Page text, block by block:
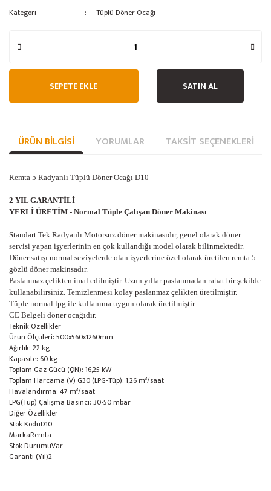
Kategori Tüplü Döner Ocağı
SEPETE EKLE SATIN AL
ÜRÜN BILGISI YORUMLAR TAKSIT SEÇENEKLERI
Remta 5 Radyanlı Tüplü Döner Ocağı D10
2 YIL GARANTİLİ
YERLİ ÜRETİM - Normal Tüple Çalışan Döner Makinası
Standart Tek Radyanlı Motorsuz döner makinasıdır, genel olarak döner
servisi yapan işyerlerinin en çok kullandığı model olarak bilinmektedir.
Döner satışı normal seviyelerde olan işyerlerine özel olarak üretilen remta 5
gözlü döner makinsadır.
Paslanmaz çelikten imal edilmiştir. Uzun yıllar paslanmadan rahat bir şekilde
kullanabilirsiniz. Temizlenmesi kolay paslanmaz çelikten üretilmiştir.
Tüple normal lpg ile kullanıma uygun olarak üretilmiştir.
CE Belgeli döner ocağıdır.
Teknik Özellikler
Ürün Ölçüleri: 500x560x1260mm
Ağırlık: 22 kg
Kapasite: 60 kg
Toplam Gaz Gücü (QN): 16,25 kW
Toplam Harcama (V) G30 (LPG-Tüp): 1,26 m³/saat
Havalandırma: 47 m³/saat
LPG(Tüp) Çalışma Basıncı: 30-50 mbar
Diğer Özellikler
Stok KoduD10
MarkaRemta
Stok DurumuVar
Garanti (Yıl)2